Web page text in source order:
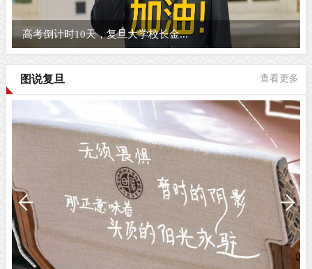
复旦的五月，宜读书
图说复旦 查看更多